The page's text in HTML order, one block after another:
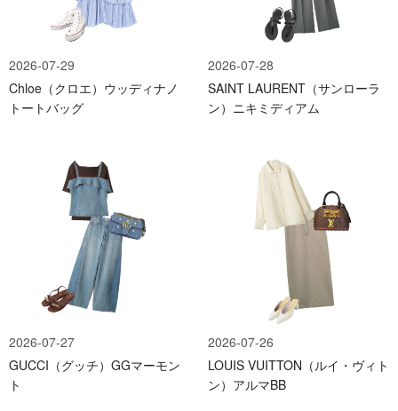
2026-07-29
Chloe（クロエ）ウッディナノ
トートバッグ
2026-07-28
SAINT LAURENT（サンローラ
ン）ニキミディアム
2026-07-27
GUCCI（グッチ）GGマーモン
ト
2026-07-26
LOUIS VUITTON（ルイ・ヴィト
ン）アルマBB